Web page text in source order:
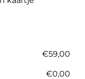
€59,00
€0,00